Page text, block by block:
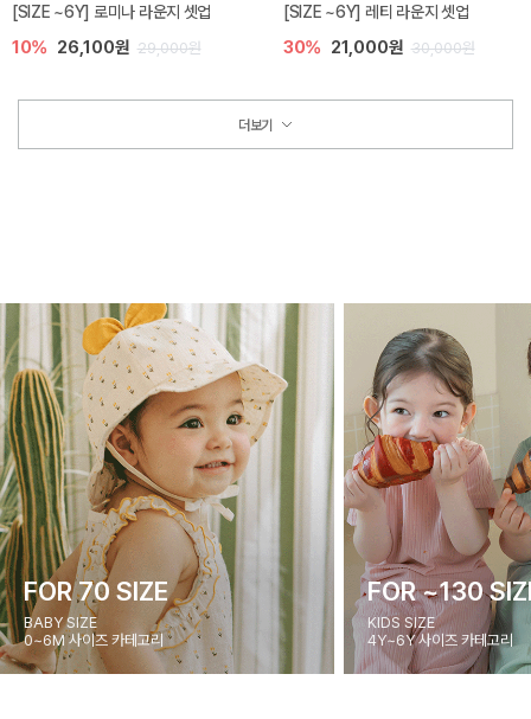
[SIZE ~6Y] 로미나 라운지 셋업
10% 26,100원 29,000원
[SIZE ~6Y] 레티 라운지 셋업
30% 21,000원 30,000원
더보기
FOR 70 SIZE
BABY SIZE
0~6M 사이즈 카테고리
FOR ~130
KIDS SIZE
4Y~6Y 사이즈 카테고리